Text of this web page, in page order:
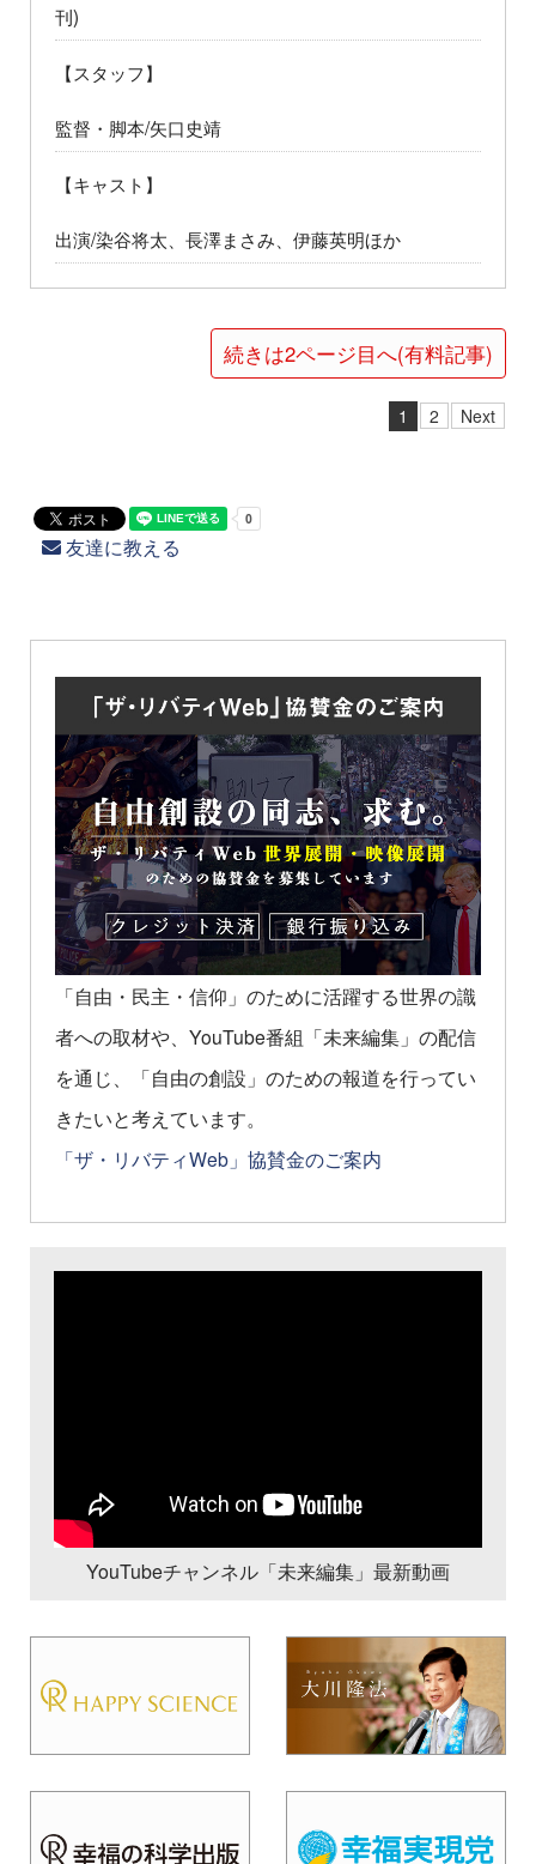
刊)
【スタッフ】
監督・脚本/矢口史靖
【キャスト】
出演/染谷将太、長澤まさみ、伊藤英明ほか
続きは2ページ目へ(有料記事)
1 2 Next
友達に教える
「自由・民主・信仰」のために活躍する世界の識
者への取材や、YouTube番組「未来編集」の配信
を通じ、「自由の創設」のための報道を行ってい
きたいと考えています。
「ザ・リバティWeb」協賛金のご案内
YouTubeチャンネル「未来編集」最新動画